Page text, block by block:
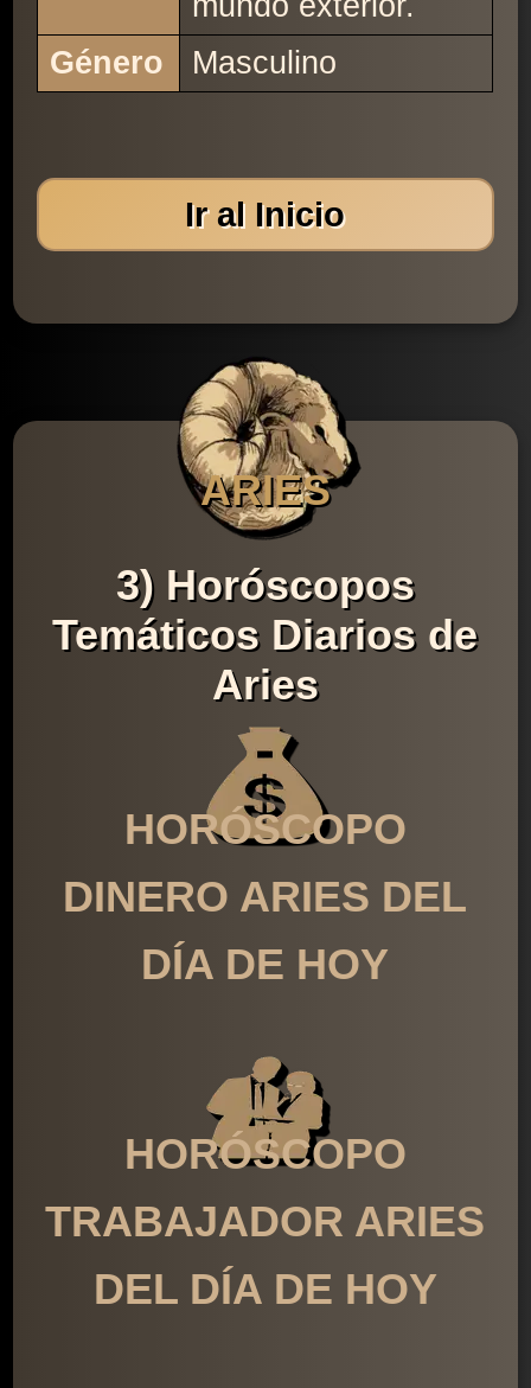
Género
Masculino
Ir al Inicio
ARIES
3) Horóscopos
Temáticos Diarios de
Aries
HORÓSCOPO
DINERO ARIES DEL
DÍA DE HOY
HORÓSCOPO
TRABAJADOR ARIES
DEL DÍA DE HOY